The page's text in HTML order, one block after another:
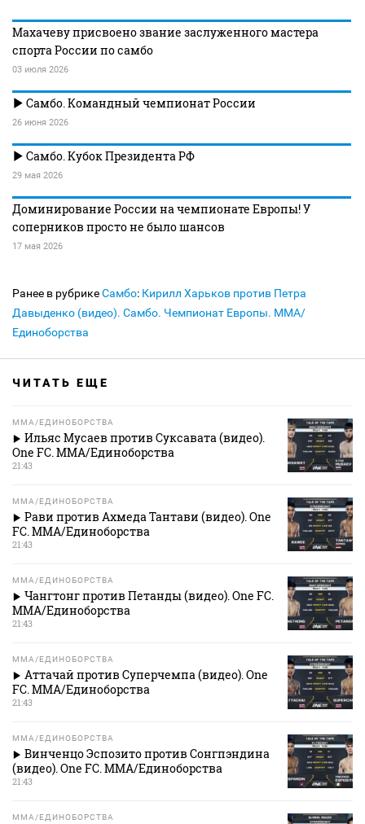
Махачеву присвоено звание заслуженного мастера
спорта России по самбо
03 июля 2026
Самбо. Командный чемпионат России
26 июня 2026
Самбо. Кубок Президента РФ
29 мая 2026
Доминирование России на чемпионате Европы! У
соперников просто не было шансов
17 мая 2026
Ранее в рубрикеСамбо: Кирилл Харьков против Петра
Давыденко (видео). Самбо. Чемпионат Европы. MMA/
Единоборства
ЧИТАТЬ ЕЩЕ
MMA/ЕДИНОБОРСТВА
Ильяс Мусаев против Суксавата (видео).
One FC. MMA/Единоборства
21:43
MMA/ЕДИНОБОРСТВА
Рави против Ахмеда Тантави (видео). One
FC. MMA/Единоборства
21:43
MMA/ЕДИНОБОРСТВА
Чангтонг против Петанды (видео). One FC.
MMA/Единоборства
21:43
MMA/ЕДИНОБОРСТВА
Аттачай против Суперчемпа (видео). One
FC. MMA/Единоборства
21:43
MMA/ЕДИНОБОРСТВА
Винченцо Эспозито против Сонгпэндина
(видео). One FC. MMA/Единоборства
21:43
MMA/ЕДИНОБОРСТВА